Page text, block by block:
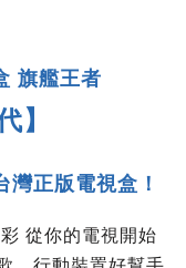
旗艦王者
】
正版電視盒！
從你的電視開始